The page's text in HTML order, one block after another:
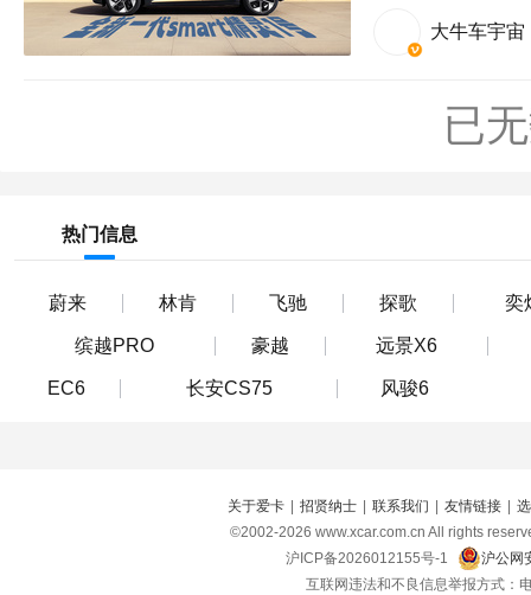
大牛车宇宙
已
热门信息
蔚来 林肯 飞驰 探歌 奕
缤越PRO 豪越 远景X6
EC6 长安CS75 风骏6
关于爱卡 招贤纳士 联系我们 友情链接
©2002-2026 www.xcar.com.cn All rights
沪ICP备2026012155号-1
沪公网
互联网违法和不良信息举报方式：